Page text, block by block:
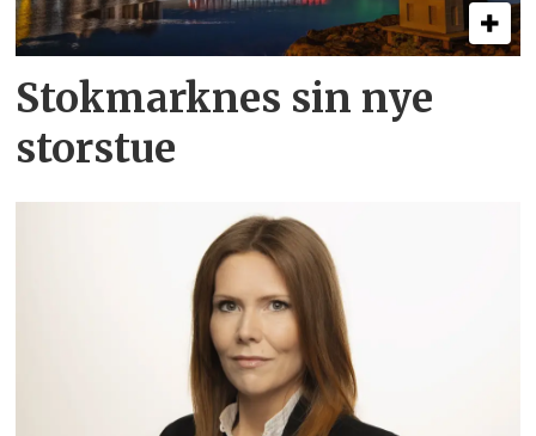
Stokmarknes sin nye
storstue